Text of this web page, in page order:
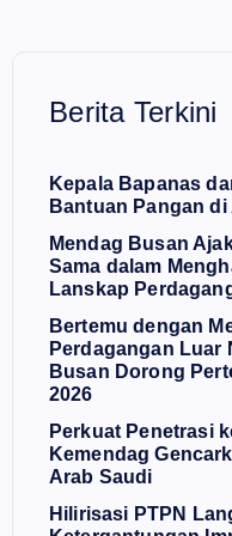
Berita Terkini
Kepala Bapanas
Bantuan Pangan di
Mendag Busan
Sama dalam
Lanskap
Bertemu dengan
Perdagangan Luar
Busan Dorong
2026
Perkuat Penetrasi
Kemendag
Arab Saudi
Hilirisasi PTPN